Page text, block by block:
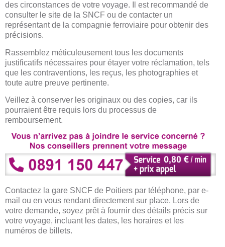
des circonstances de votre voyage. Il est recommandé de
consulter le site de la SNCF ou de contacter un
représentant de la compagnie ferroviaire pour obtenir des
précisions.
Rassemblez méticuleusement tous les documents
justificatifs nécessaires pour étayer votre réclamation, tels
que les contraventions, les reçus, les photographies et
toute autre preuve pertinente.
Veillez à conserver les originaux ou des copies, car ils
pourraient être requis lors du processus de
remboursement.
Contactez la gare SNCF de Poitiers par téléphone, par e-
mail ou en vous rendant directement sur place. Lors de
votre demande, soyez prêt à fournir des détails précis sur
votre voyage, incluant les dates, les horaires et les
numéros de billets.